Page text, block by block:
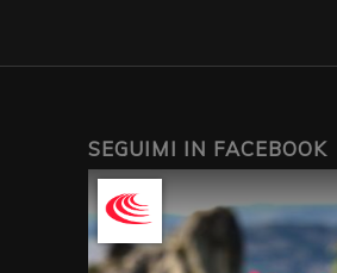
SEGUIMI IN FACEBOOK